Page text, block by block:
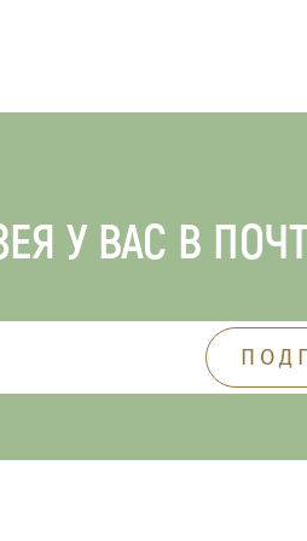
У ВАС В